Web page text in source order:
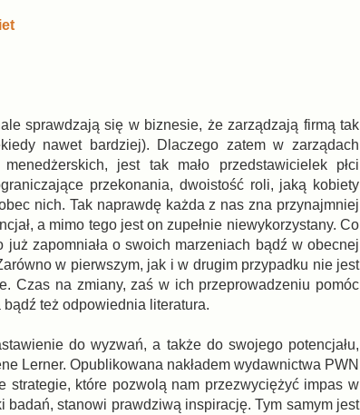
sprawdzają się w biznesie, że zarządzają firmą tak
nawet bardziej). Dlaczego zatem w zarządach
jest tak mało przedstawicielek płci
przekonania, dwoistość roli, jaką kobiety
nich. Tak naprawdę każda z nas zna przynajmniej
a mimo tego jest on zupełnie niewykorzystany. Co
zapomniała o swoich marzeniach bądź w obecnej
w pierwszym, jak i w drugim przypadku nie jest
Czas na zmiany, zaś w ich przeprowadzeniu pomóc
też odpowiednia literatura.
do wyzwań, a także do swojego potencjału,
Lerner. Opublikowana nakładem wydawnictwa PWN
strategie, które pozwolą nam przezwyciężyć impas w
stanowi prawdziwą inspirację. Tym samym jest